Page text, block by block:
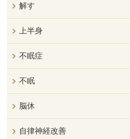
解す
上半身
不眠症
不眠
脳休
自律神経改善